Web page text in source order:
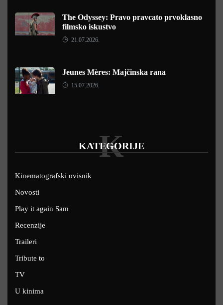
The Odyssey: Pravo pravcato prvoklasno
filmsko iskustvo
21.07.2026.
Jeunes Mères: Majčinska rana
15.07.2026.
KATEGORIJE
K
Kinematografski ovisnik
Novosti
Play it again Sam
Recenzije
Traileri
Tribute to
TV
U kinima